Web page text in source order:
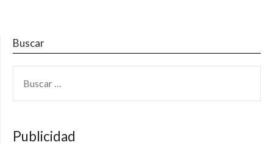
Buscar
Publicidad